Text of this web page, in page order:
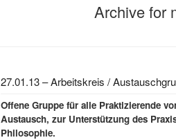
Archive for
27.01.13 – Arbeitskreis /
Offene Gruppe für alle Praktizierende
Austausch, zur Unterstützung des
Philosophie.